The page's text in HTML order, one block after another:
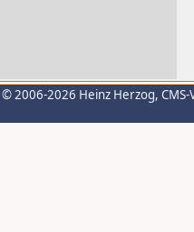
© 2006-2026 Heinz Herzog,